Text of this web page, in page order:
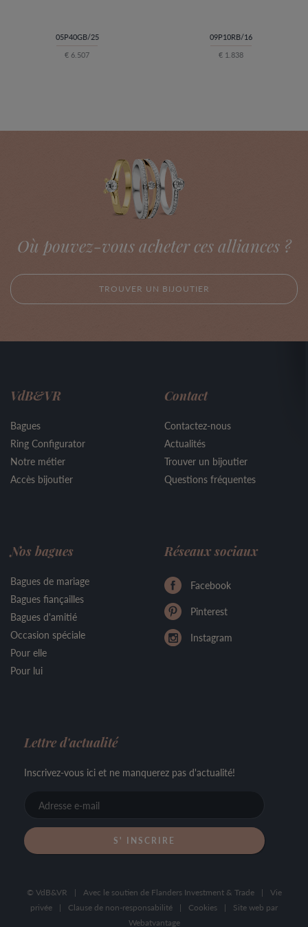
05P40GB/25
€ 6.507
09P10RB/16
€ 1.838
Où pouvez-vous acheter ces alliances ?
TROUVER UN BIJOUTIER
VdB&VR
Bagues
Ring Configurator
Notre métier
Accès bijoutier
Contact
Contactez-nous
Actualités
Trouver un bijoutier
Questions fréquentes
Nos bagues
Bagues de mariage
Bagues fiançailles
Bagues d'amitié
Occasion spéciale
Pour elle
Pour lui
Réseaux sociaux
Facebook
Pinterest
Instagram
Lettre d'actualité
Inscrivez-vous ici et ne manquerez pas d'actualité!
mail
© VdB&VR | Avec le soutien de Flanders Investment & Trade |
Vie
privée
| Clause de non-responsabilité | Cookies |
Site web par
Webatvantage